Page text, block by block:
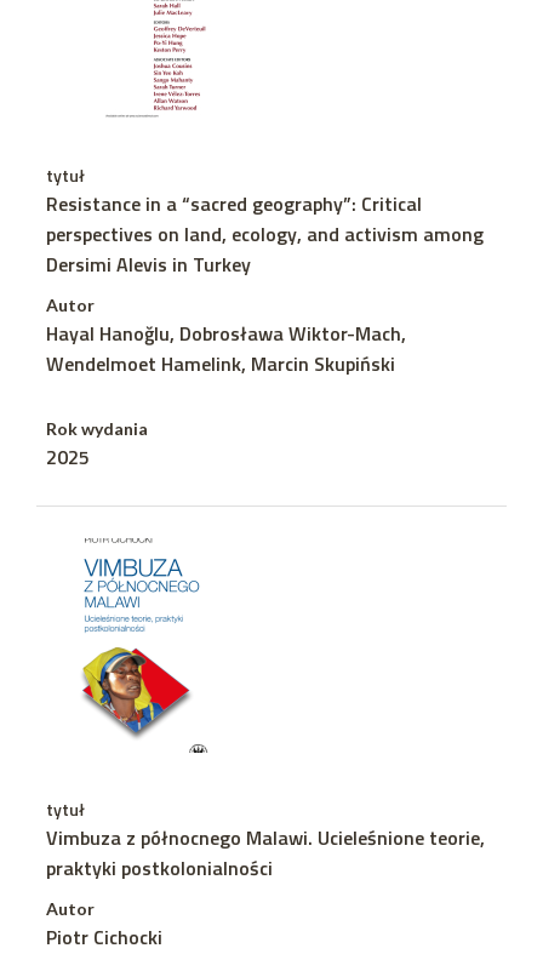
tytuł
Resistance in a “sacred geography”: Critical
perspectives on land, ecology, and activism among
Dersimi Alevis in Turkey
Autor
Hayal Hanoğlu, Dobrosława Wiktor-Mach,
Wendelmoet Hamelink, Marcin Skupiński
Rok wydania
2025
tytuł
Vimbuza z północnego Malawi. Ucieleśnione teorie,
praktyki postkolonialności
Autor
Piotr Cichocki